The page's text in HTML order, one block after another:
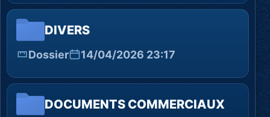
DIVERS
Dossier 14/04/2026 23:17
DOCUMENTS COMMERCIAUX